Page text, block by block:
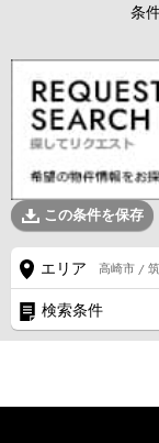
条
この条件を保存
エリア 高崎市 /
検索条件